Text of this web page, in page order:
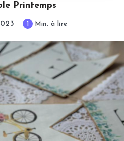
Printemps
1 Min. à lire